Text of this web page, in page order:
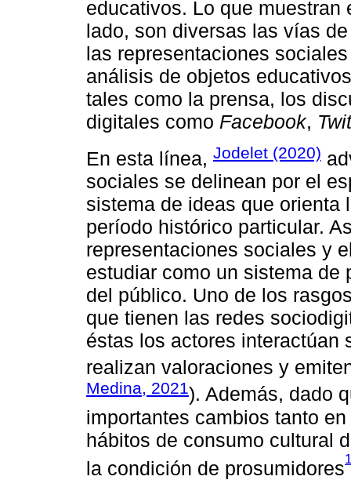
educativos. Lo que
lado, son diversas las vías
las representaciones
análisis de objetos
tales como la prensa, los
digitales como Facebook,
En esta línea, Jodelet (2020)
sociales se delinean por el
sistema de ideas que orienta
período histórico particular.
representaciones sociales y
estudiar como un sistema
del público. Uno de los
que tienen las redes
éstas los actores interactúan
realizan valoraciones y
Medina, 2021). Además, dado
importantes cambios tanto
hábitos de consumo cultural
la condición de prosumidores1